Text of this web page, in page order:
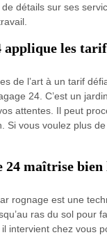
détails sur ses
applique les
de l’art à un tarif
24. C’est un
attentes. Il peut
vous voulez plus
24 maîtrise
rognage est une
ras du sol pour
intervient chez vous